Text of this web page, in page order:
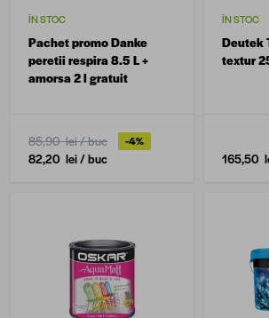
ÎN STOC
Pachet promo Danke
peretii respira 8.5 L +
amorsa 2 l gratuit
85,90 lei/ buc -4%
82,20 lei/ buc
ÎN STOC
Deutek
textur
165,50